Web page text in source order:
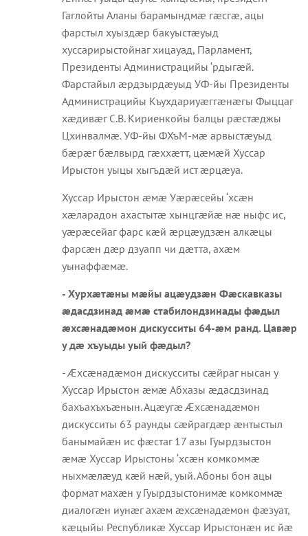
Гаглойты Аланы барамындмæ гæсгæ, ацы
фарстыл хуыздæр бакуыстæуыд
хуссарирыстойнаг хицауад, Парламент,
Президенты Администрацийы ‘рдыгæй.
Фарстайыл æрдзырдæуыд УФ-йы Президенты
Администрацийы Къухдариуæггæнæгы Фыццаг
хæдивæг С.В. Кириенкойы балцы рæстæджы
Цхинвалмæ. УФ-йы ФХъМ-мæ арвыстæуыд
бæрæг бæлвырд гæххæтт, цæмæй Хуссар
Ирыстон уыцы хыгъдæй ист æрцæуа.
Хуссар Ирыстон æмæ Уæрæсейы ‘хсæн
хæларадон ахастытæ хынцгæйæ нæ ныфс ис,
уæрæсейаг фарс кæй æрцæудзæн алкæцы
фарсæн дæр дзуапп чи дæтта, ахæм
уынаффæмæ.
- Хурхæтæны мæйы ацæудзæн Фæскавказы
æдасдзинад æмæ стабилондзинады фæдыл
æхсæнадæмон дискусситы 64-æм ранд. Цавæр
у дæ хъуыды уый фæдыл?
- Æхсæнадæмон дискусситы сæйраг нысан у
Хуссар Ирыстон æмæ Абхазы æдасдзинад
бахъахъхъæнын. Ацæугæ Æхсæнадæмон
дискусситы 63 раунды сæйрагдæр æнтыстыл
банымайæн ис фæстаг 17 азы Гуырдзыстон
æмæ Хуссар Ирыстоны ‘хсæн комкоммæ
ныхмæлæуд кæй нæй, уый. Абоны бон ацы
формат махæн у Гуырдзыстонимæ комкоммæ
диалогæн иунæг ахæм æхсæнадæмон фæзуат,
кæцыйы Республикæ Хуссар Ирыстонæн ис йæ